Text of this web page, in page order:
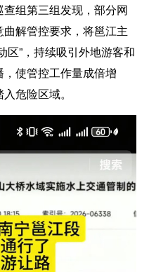
组第三组发现，部分网
解管控要求，将邕江主
区”，持续吸引外地游客和
使管控工作量成倍增
危险区域。